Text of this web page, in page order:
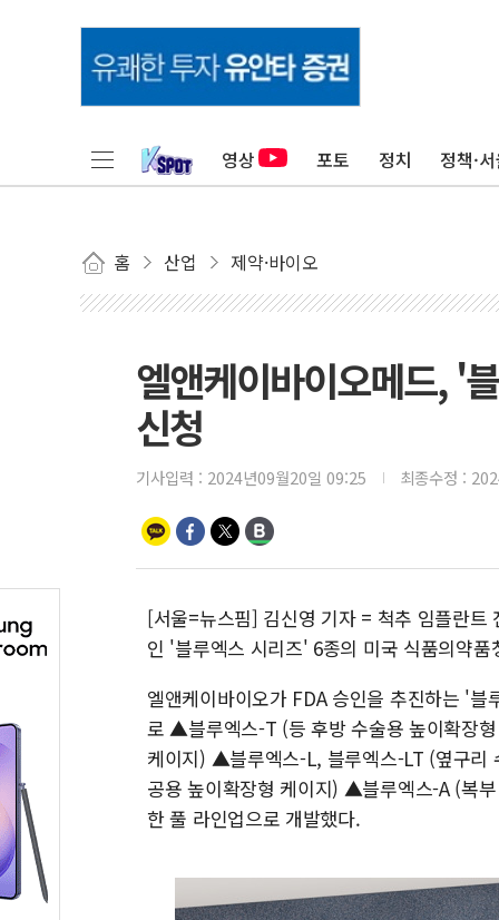
영상 포토 정치 정책·
홈 산업 제약·바이오
엘앤케이바이오메드, '
신청
기사입력 : 2024년09월20일 09:25 최종수정 :
[서울=뉴스핌] 김신영 기자 = 척추 임플란트
인 '블루엑스 시리즈' 6종의 미국 식품의약
엘앤케이바이오가 FDA 승인을 추진하는 '
로 ▲블루엑스-T (등 후방 수술용 높이확장
케이지) ▲블루엑스-L, 블루엑스-LT (옆구
공용 높이확장형 케이지) ▲블루엑스-A (복
한 풀 라인업으로 개발했다.